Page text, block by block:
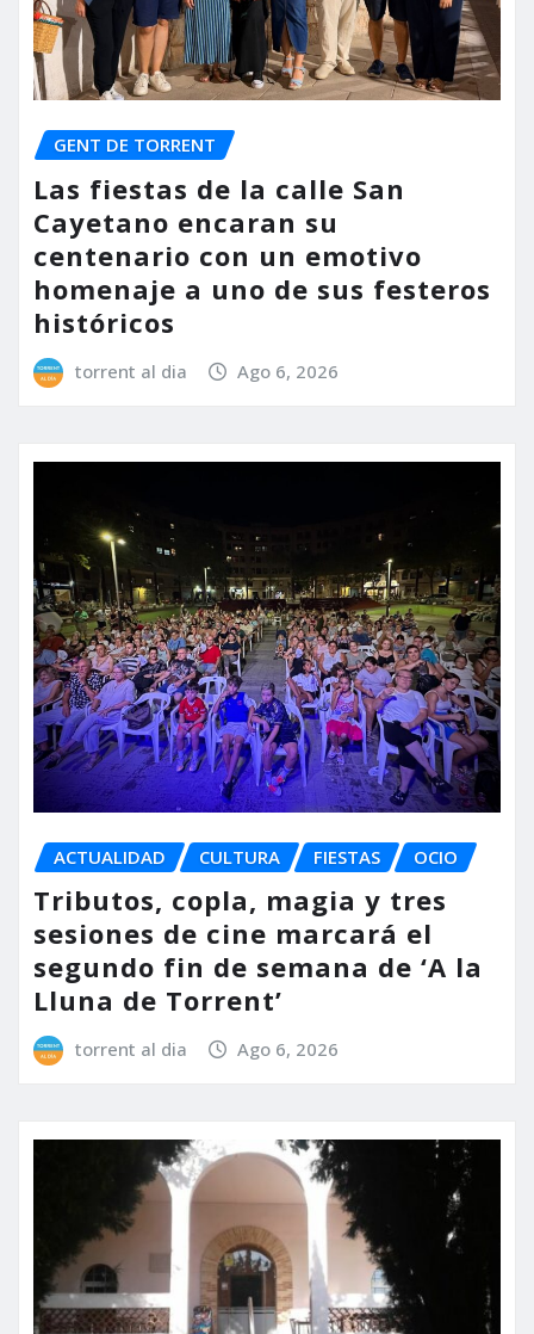
GENT DE TORRENT
Las fiestas de la calle San
Cayetano encaran su
centenario con un emotivo
homenaje a uno de sus festeros
históricos
torrent al dia Ago 6, 2026
ACTUALIDAD CULTURA FIESTAS OCIO
Tributos, copla, magia y tres
sesiones de cine marcará el
segundo fin de semana de ‘A la
Lluna de Torrent’
torrent al dia Ago 6, 2026